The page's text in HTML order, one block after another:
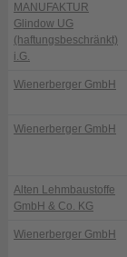
MANUFAKTUR
Glindow UG
(haftungsbeschränkt)
i.G.
Wienerberger GmbH
Wienerberger GmbH
Alten Lehmbaustoffe
GmbH & Co. KG
Wienerberger GmbH